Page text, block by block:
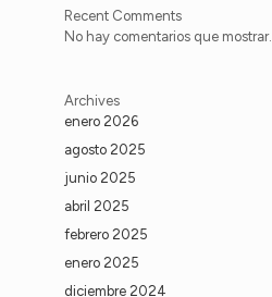
Recent Comments
No hay comentarios que mostrar.
Archives
enero 2026
agosto 2025
junio 2025
abril 2025
febrero 2025
enero 2025
diciembre 2024